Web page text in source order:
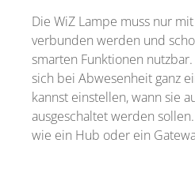
Die WiZ Lampe muss nur
verbunden werden und
smarten Funktionen
sich bei Abwesenheit ganz
kannst einstellen, wann sie
ausgeschaltet werden
wie ein Hub oder ein